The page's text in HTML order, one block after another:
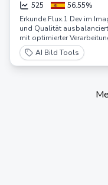
525 56.55%
Erkunde Flux.1 Dev im
und Qualität
mit optimierter
AI Bild Tools